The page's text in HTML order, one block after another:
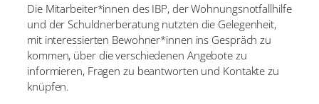
Die Mitarbeiter*innen des IBP, der Wohnungsnotfallhilfe
und der Schuldnerberatung nutzten die Gelegenheit,
mit interessierten Bewohner*innen ins Gespräch zu
kommen, über die verschiedenen Angebote zu
informieren, Fragen zu beantworten und Kontakte zu
knüpfen.